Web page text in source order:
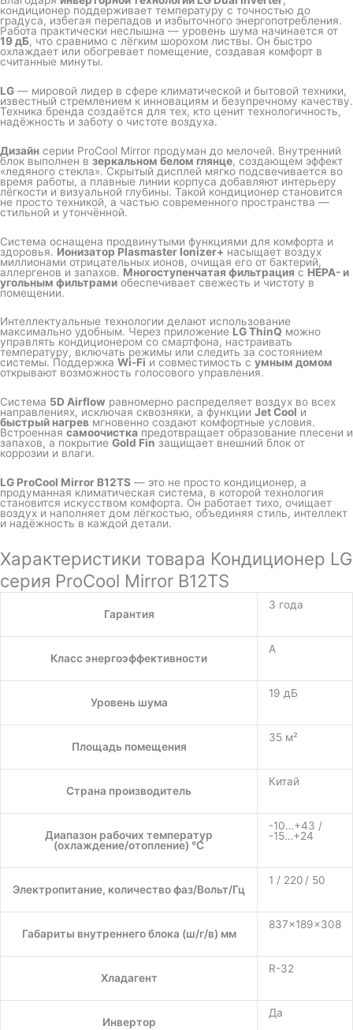
кондиционер поддерживает температуру с точностью до
градуса, избегая перепадов и избыточного энергопотребления.
Работа практически неслышна — уровень шума начинается от
19 дБ, что сравнимо с лёгким шорохом листвы. Он быстро
охлаждает или обогревает помещение, создавая комфорт в
считанные минуты.
LG — мировой лидер в сфере климатической и бытовой техники,
известный стремлением к инновациям и безупречному качеству.
Техника бренда создаётся для тех, кто ценит технологичность,
надёжность и заботу о чистоте воздуха.
Дизайн серии ProCool Mirror продуман до мелочей. Внутренний
блок выполнен в зеркальном белом глянце, создающем эффект
«ледяного стекла». Скрытый дисплей мягко подсвечивается во
время работы, а плавные линии корпуса добавляют интерьеру
лёгкости и визуальной глубины. Такой кондиционер становится
не просто техникой, а частью современного пространства —
стильной и утончённой.
Система оснащена продвинутыми функциями для комфорта и
здоровья. Ионизатор Plasmaster Ionizer+ насыщает воздух
миллионами отрицательных ионов, очищая его от бактерий,
аллергенов и запахов. Многоступенчатая фильтрация с HEPA- и
угольным фильтрами обеспечивает свежесть и чистоту в
помещении.
Интеллектуальные технологии делают использование
максимально удобным. Через приложение LG ThinQ можно
управлять кондиционером со смартфона, настраивать
температуру, включать режимы или следить за состоянием
системы. Поддержка Wi-Fi и совместимость с умным домом
открывают возможность голосового управления.
Система 5D Airflow равномерно распределяет воздух во всех
направлениях, исключая сквозняки, а функции Jet Cool и
быстрый нагрев мгновенно создают комфортные условия.
Встроенная самоочистка предотвращает образование плесени и
запахов, а покрытие Gold Fin защищает внешний блок от
коррозии и влаги.
LG ProCool Mirror B12TS — это не просто кондиционер, а
продуманная климатическая система, в которой технология
становится искусством комфорта. Он работает тихо, очищает
воздух и наполняет дом лёгкостью, объединяя стиль, интеллект
и надёжность в каждой детали.
Характеристики товара Кондиционер LG
серия ProCool Mirror B12TS
Гарантия
3 года
Класс энергоэффективности
A
Уровень шума
19 дБ
Площадь помещения
35 м²
Страна производитель
Китай
Диапазон рабочих температур
(охлаждение/отопление) °C
-10…+43 /
-15…+24
Электропитание, количество фаз/Вольт/Гц
1 / 220 / 50
Габариты внутреннего блока (ш/г/в) мм
837×189×308
Хладагент
R-32
Инвертор
Да